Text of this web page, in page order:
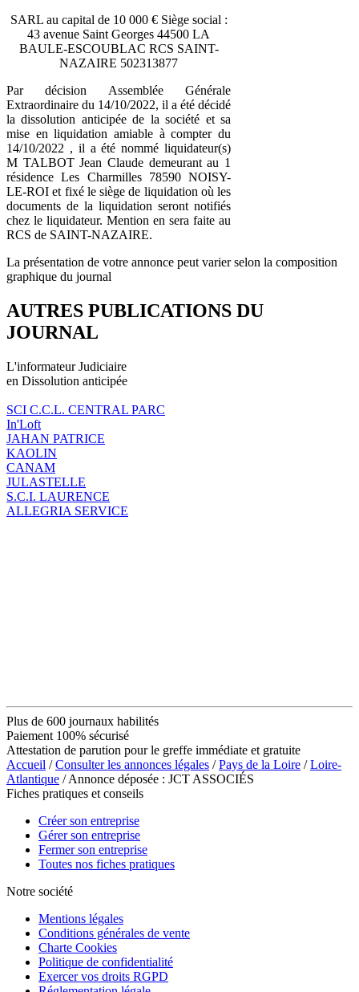
SARL au capital de 10 000 € Siège social :
43 avenue Saint Georges 44500 LA
BAULE-ESCOUBLAC RCS SAINT-
NAZAIRE 502313877
Par décision Assemblée Générale
Extraordinaire du 14/10/2022, il a été décidé
la dissolution anticipée de la société et sa
mise en liquidation amiable à compter du
14/10/2022 , il a été nommé liquidateur(s)
M TALBOT Jean Claude demeurant au 1
résidence Les Charmilles 78590 NOISY-
LE-ROI et fixé le siège de liquidation où les
documents de la liquidation seront notifiés
chez le liquidateur. Mention en sera faite au
RCS de SAINT-NAZAIRE.
La présentation de votre annonce peut varier selon la composition
graphique du journal
AUTRES PUBLICATIONS DU
JOURNAL
L'informateur Judiciaire
en Dissolution anticipée
SCI C.C.L. CENTRAL PARC
In'Loft
JAHAN PATRICE
KAOLIN
CANAM
JULASTELLE
S.C.I. LAURENCE
ALLEGRIA SERVICE
Plus de 600 journaux habilités
Paiement 100% sécurisé
Attestation de parution pour le greffe immédiate et gratuite
Accueil /Consulter les annonces légales /Pays de la Loire /Loire-
Atlantique / Annonce déposée : JCT ASSOCIÉS
Fiches pratiques et conseils
Créer son entreprise
Gérer son entreprise
Fermer son entreprise
Toutes nos fiches pratiques
Notre société
Mentions légales
Conditions générales de vente
Charte Cookies
Politique de confidentialité
Exercer vos droits RGPD